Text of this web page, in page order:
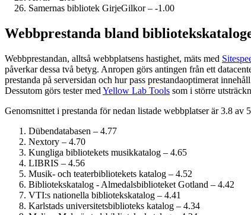
Samernas bibliotek GirjeGilkor – -1.00
Webbprestanda bland
Webbprestandan, alltså webbplatsens hastighet, mäts med
påverkar dessa två betyg. Anropen görs antingen från ett
prestanda på serversidan och hur pass prestanda­optimerat
Dessutom görs tester med Yellow Lab Tools som i större
Genomsnittet i prestanda för nedan listade webbplatser är 3.8 av
Dübendatabasen – 4.77
Nextory – 4.70
Kungliga bibliotekets musikkatalog – 4.65
LIBRIS – 4.56
Musik- och teaterbibliotekets katalog – 4.52
Bibliotekskatalog - Almedalsbiblioteket Gotland – 4.42
VTI:s nationella bibliotekskatalog – 4.41
Karlstads universitetsbiblioteks katalog – 4.34